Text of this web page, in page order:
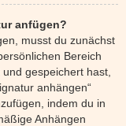
anfügen?
musst du zunächst
Bereich
gespeichert hast,
anhängen“
indem du in
Anhängen